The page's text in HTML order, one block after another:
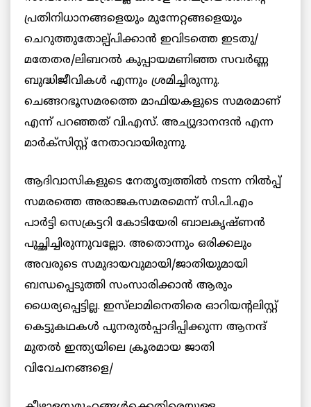
പ്രതിനിധാനങ്ങളെയും മുന്നേറ്റങ്ങളെയും
ചെറുത്തുതോല്പ്പിക്കാന്‍ ഇവിടത്തെ ഇടതു/
മതേതര/ലിബറല്‍ കുപ്പായമണിഞ്ഞ സവര്‍ണ്ണ
ബുദ്ധിജീവികള്‍ എന്നും ശ്രമിച്ചിരുന്നു.
ചെങ്ങറഭൂസമരത്തെ മാഫിയകളുടെ സമരമാണ്
എന്ന് പറഞ്ഞത് വി.എസ്. അച്യുദാനന്ദന്‍ എന്ന
മാര്‍ക്‌സിസ്റ്റ്നേതാവായിരുന്നു.
ആദിവാസികളുടെ നേതൃത്വത്തില്‍ നടന്ന നില്‍പ്പ്
സമരത്തെ അരാജകസമരമെന്ന് സി.പി.എം
പാര്‍ട്ടി സെക്രട്ടറി കോടിയേരി ബാലകൃഷ്ണന്‍
പുച്ഛിച്ചിരുന്നുവല്ലോ. അതൊന്നും ഒരിക്കലും
അവരുടെ സമുദായവുമായി/ജാതിയുമായി
ബന്ധപ്പെടുത്തി സംസാരിക്കാന്‍ ആരും
ധൈര്യപ്പെട്ടില്ല. ഇസ്‌ലാമിനെതിരെ ഓറിയന്റലിസ്റ്റ്
കെട്ടുകഥകള്‍ പുനരുല്‍പ്പാദിപ്പിക്കുന്ന ആനന്ദ്
മുതല്‍ ഇന്ത്യയിലെ ക്രൂരമായ ജാതി
വിവേചനങ്ങളെ/